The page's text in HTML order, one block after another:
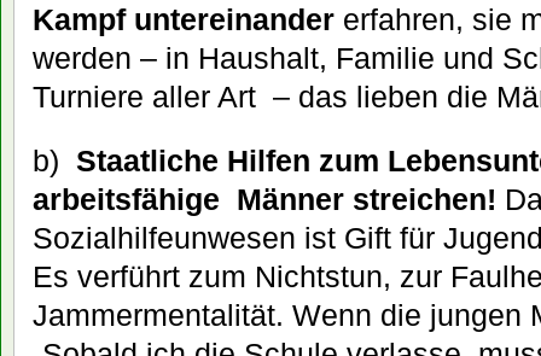
Kampf untereinander erfahren, sie
werden – in Haushalt, Familie und
Turniere aller Art – das lieben die
b) Staatliche Hilfen zum
arbeitsfähige Männer streichen!
Sozialhilfeunwesen ist Gift für
Es verführt zum Nichtstun, zur
Jammermentalität. Wenn die jungen